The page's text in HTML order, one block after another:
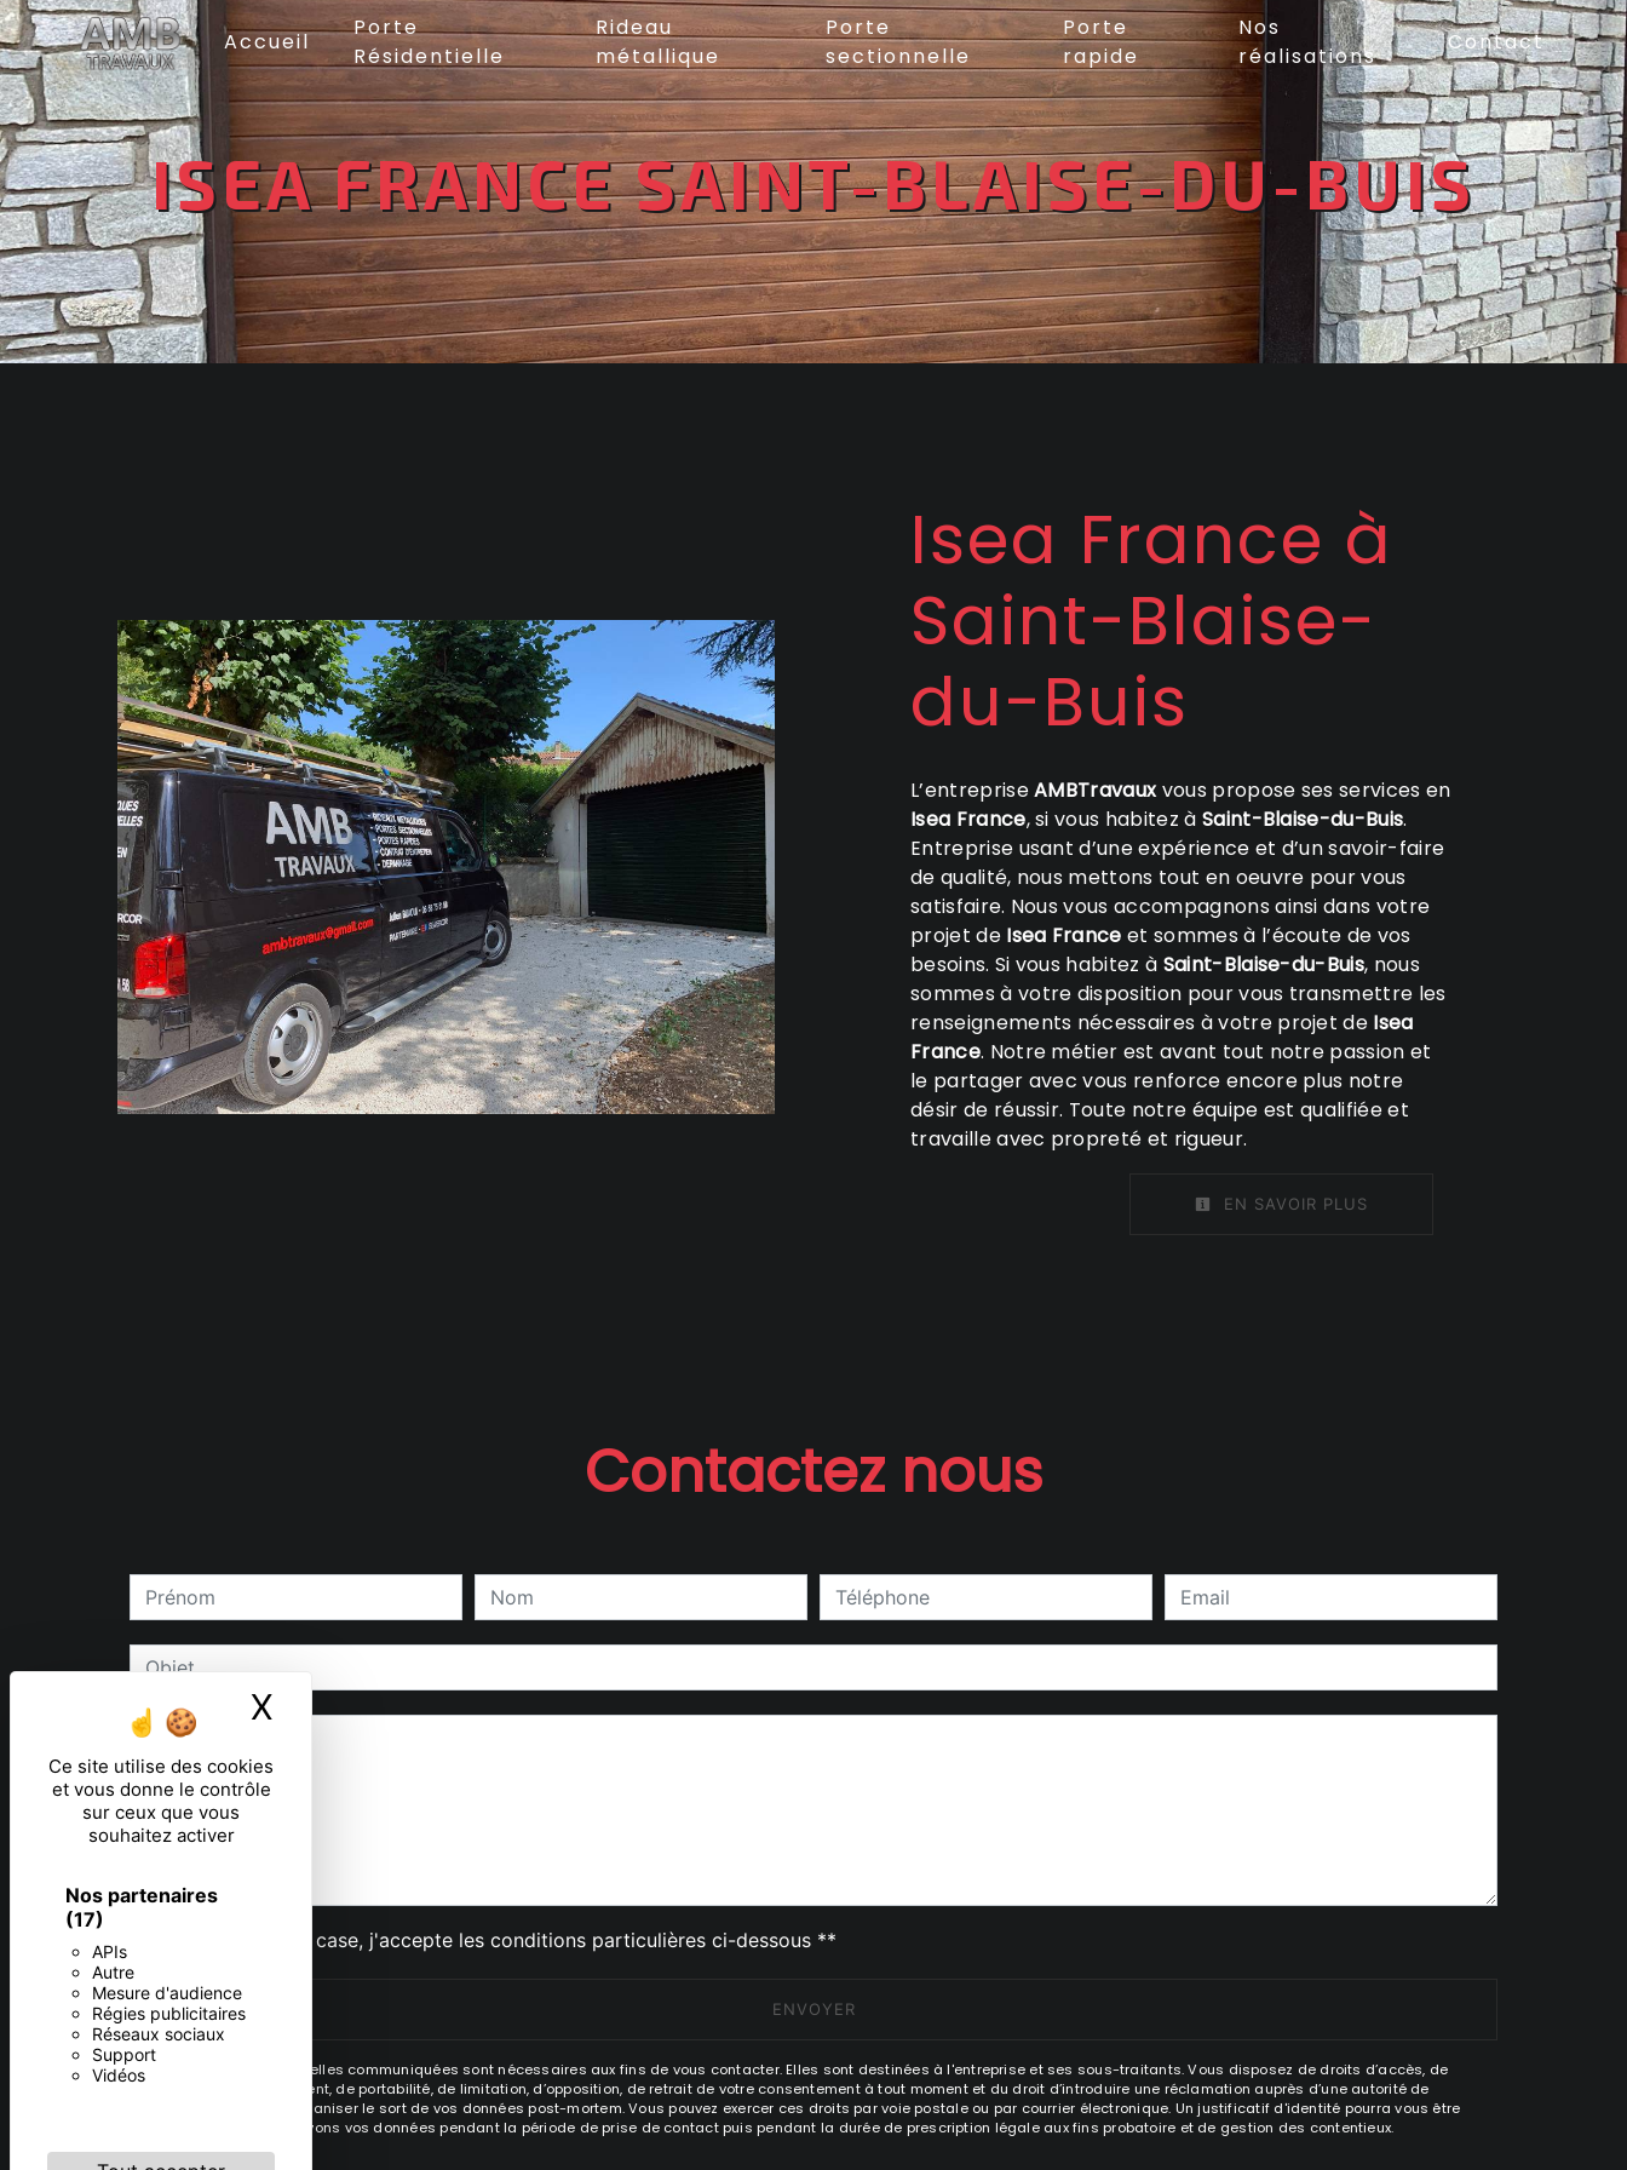
Panneau de gestion des cookies
Ce site utilise des cookies
et vous donne le contrôle
sur ceux que vous
souhaitez activer
Nos partenaires
(17)
APIs
Autre
Mesure d'audience
Régies publicitaires
Réseaux sociaux
Support
Vidéos
X Masquer le bandeau des cookies
Accueil
Porte
Résidentielle
Rideau
métallique
Porte
sectionnelle
Porte
rapide
Nos
réalisations
Contact
ISEA FRANCE SAINT-BLAISE-DU-BUIS
Isea France à
Saint-Blaise-
du-Buis
L’entrepriseAMBTravauxvous propose ses services en
Isea France, si vous habitez à Saint-Blaise-du-Buis.
Entreprise usant d’une expérience et d’un savoir-faire
de qualité, nous mettons tout en oeuvre pour vous
satisfaire. Nous vous accompagnons ainsi dans votre
projet de Isea France et sommes à l’écoute de vos
besoins. Si vous habitez à Saint-Blaise-du-Buis, nous
sommes à votre disposition pour vous transmettre les
renseignements nécessaires à votre projet de Isea
France. Notre métier est avant tout notre passion et
le partager avec vous renforce encore plus notre
désir de réussir. Toute notre équipe est qualifiée et
travaille avec propreté et rigueur.
EN SAVOIR PLUS
Contactez nous
En cochant cette case, j'accepte les conditions particulières ci-dessous **
ENVOYER
** Les données personnelles communiquées sont nécessaires aux fins de vous contacter. Elles sont destinées à l'entreprise et ses sous-traitants. Vous disposez de droits d’accès, de
rectification, d’effacement, de portabilité, de limitation, d’opposition, de retrait de votre consentement à tout moment et du droit d’introduire une réclamation auprès d’une autorité de
contrôle, ainsi que d’organiser le sort de vos données post-mortem. Vous pouvez exercer ces droits par voie postale ou par courrier électronique. Un justificatif d'identité pourra vous être
demandé. Nous conservons vos données pendant la période de prise de contact puis pendant la durée de prescription légale aux fins probatoire et de gestion des contentieux.